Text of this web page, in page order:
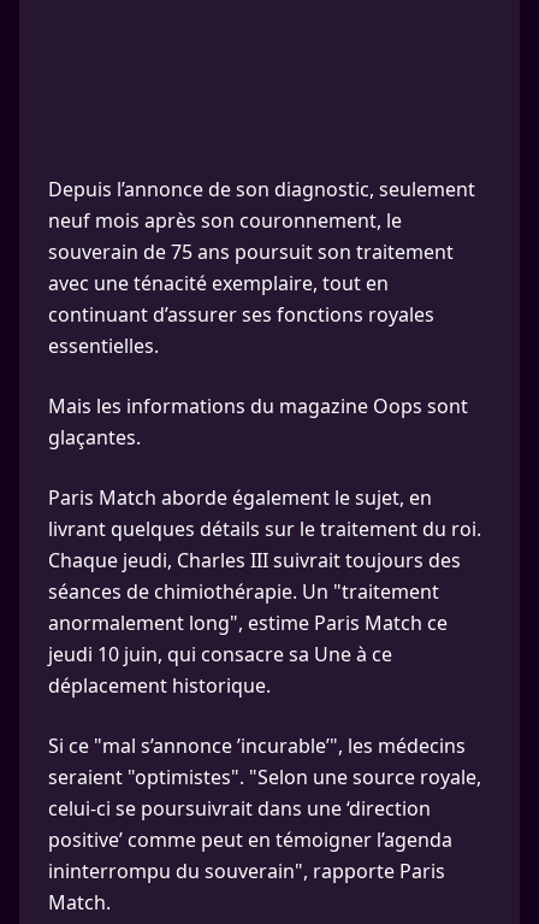
Depuis l’annonce de son diagnostic, seulement
neuf mois après son couronnement, le
souverain de 75 ans poursuit son traitement
avec une ténacité exemplaire, tout en
continuant d’assurer ses fonctions royales
essentielles.
Mais les informations du magazine Oops sont
glaçantes.
Paris Match aborde également le sujet, en
livrant quelques détails sur le traitement du roi.
Chaque jeudi, Charles III suivrait toujours des
séances de chimiothérapie. Un "traitement
anormalement long", estime Paris Match ce
jeudi 10 juin, qui consacre sa Une à ce
déplacement historique.
Si ce "mal s’annonce ’incurable’", les médecins
seraient "optimistes". "Selon une source royale,
celui-ci se poursuivrait dans une ‘direction
positive’ comme peut en témoigner l’agenda
ininterrompu du souverain", rapporte Paris
Match.